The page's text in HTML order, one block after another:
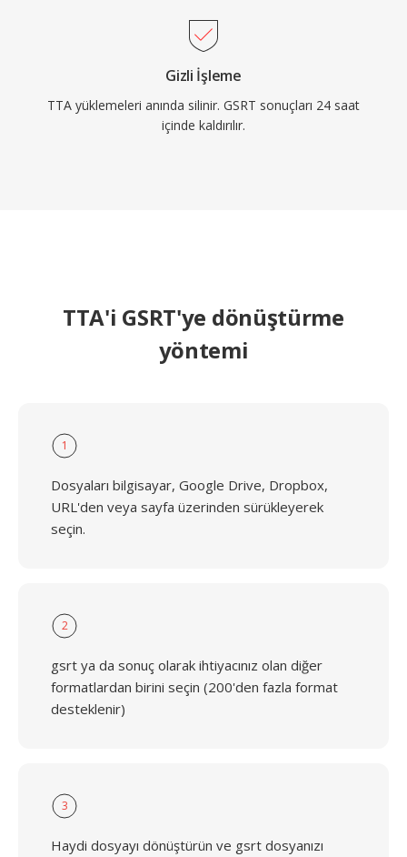
Gizli İşleme
TTA yüklemeleri anında silinir. GSRT sonuçları 24 saat
içinde kaldırılır.
TTA'i GSRT'ye dönüştürme
yöntemi
1
Dosyaları bilgisayar, Google Drive, Dropbox,
URL'den veya sayfa üzerinden sürükleyerek
seçin.
2
gsrt ya da sonuç olarak ihtiyacınız olan diğer
formatlardan birini seçin (200'den fazla format
desteklenir)
3
Haydi dosyayı dönüştürün ve gsrt dosyanızı